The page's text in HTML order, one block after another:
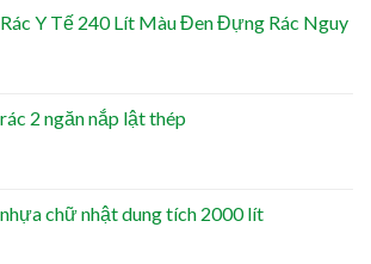
Y Tế 240 Lít Màu Đen Đựng Rác Nguy
2 ngăn nắp lật thép
chữ nhật dung tích 2000 lít